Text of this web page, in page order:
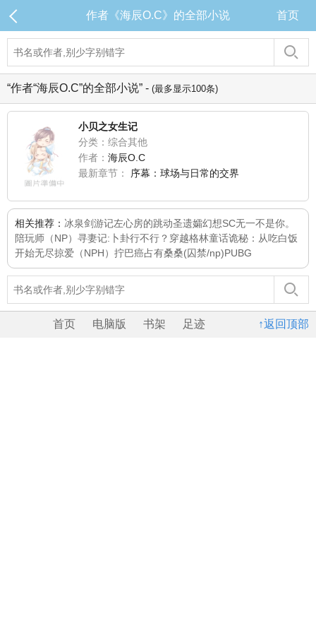
作者《海辰O.C》的全部小说 首页
“作者“海辰O.C”的全部小说” - (最多显示100条)
小贝之女生记
分类：综合其他
作者： 海辰O.C
最新章节：
序幕：球场与日常的交界
相关推荐： 冰泉剑游记左心房的跳动圣遗孀幻想SC无一不是你。
陪玩师（NP） 寻妻记:卜卦行不行？ 穿越格林童话诡秘：从吃白饭
开始无尽掠爱（NPH） 拧巴癌占有桑桑(囚禁/np)PUBG
↑返回顶部
首页 电脑版 书架 足迹